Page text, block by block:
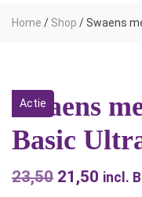
Onze merken
Hoe begin ik?
Home / Shop /Swaens
Actie
Swaens
Basic
23,50 21,50 incl.